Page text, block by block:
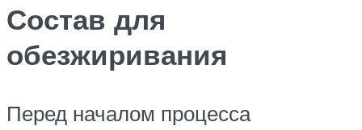
Состав для
обезжиривания
Перед началом процесса